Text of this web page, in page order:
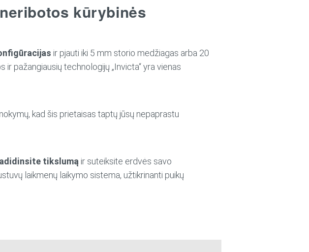
kūrybinės
ir pjauti iki 5 mm storio medžiagas arba 20
pažangiausių technologijų „Invicta“ yra vienas
kad šis prietaisas taptų jūsų nepaprastu
tikslumą ir suteiksite erdvės savo
laikmenų laikymo sistema, užtikrinanti puikų